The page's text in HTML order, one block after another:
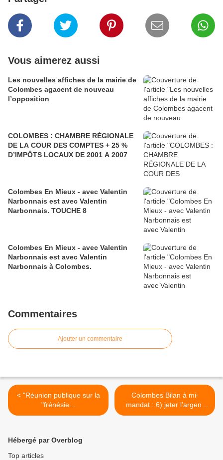
Vous aimerez aussi
Les nouvelles affiches de la mairie de
Colombes agacent de nouveau
l’opposition
COLOMBES : CHAMBRE RÉGIONALE
DE LA COUR DES COMPTES + 25 %
D’IMPÔTS LOCAUX DE 2001 A 2007
Colombes En Mieux - avec Valentin
Narbonnais est avec Valentin
Narbonnais. TOUCHE 8
Colombes En Mieux - avec Valentin
Narbonnais est avec Valentin
Narbonnais à Colombes.
Commentaires
Ajouter un commentaire
< "Réunion publique sur la
"frénésie...
Colombes Bilan à mi-
mandat : 6) jeter l'argent
par la fenêtre avec 2
Hébergé par Overblog
Top articles